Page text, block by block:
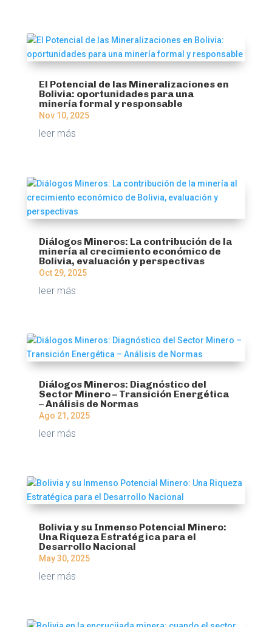
El Potencial de las Mineralizaciones en
Bolivia: oportunidades para una
minería formal y responsable
Nov 10, 2025
leer más
Diálogos Mineros: La contribución de la
minería al crecimiento económico de
Bolivia, evaluación y perspectivas
Oct 29, 2025
leer más
Diálogos Mineros: Diagnóstico del
Sector Minero – Transición Energética
– Análisis de Normas
Ago 21, 2025
leer más
Bolivia y su Inmenso Potencial Minero:
Una Riqueza Estratégica para el
Desarrollo Nacional
May 30, 2025
leer más